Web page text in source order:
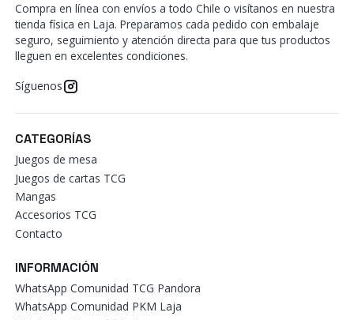
Compra en línea con envíos a todo Chile o visítanos en nuestra
tienda física en Laja. Preparamos cada pedido con embalaje
seguro, seguimiento y atención directa para que tus productos
lleguen en excelentes condiciones.
Síguenos
CATEGORÍAS
Juegos de mesa
Juegos de cartas TCG
Mangas
Accesorios TCG
Contacto
INFORMACIÓN
WhatsApp Comunidad TCG Pandora
WhatsApp Comunidad PKM Laja